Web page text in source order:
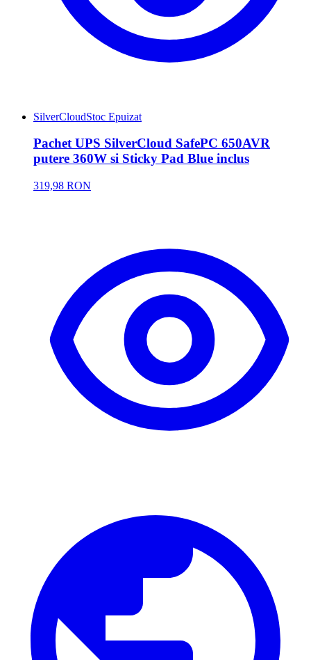
SilverCloudStoc Epuizat
Pachet UPS SilverCloud SafePC 650AVR
putere 360W si Sticky Pad Blue inclus
319,98 RON